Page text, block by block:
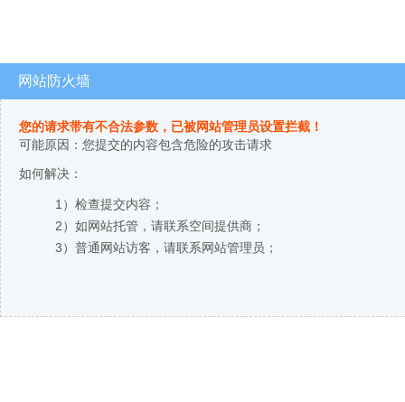
网站防火墙
您的请求带有不合法参数，已被网站管理员设置拦截！
可能原因：您提交的内容包含危险的攻击请求
如何解决：
1）检查提交内容；
2）如网站托管，请联系空间提供商；
3）普通网站访客，请联系网站管理员；